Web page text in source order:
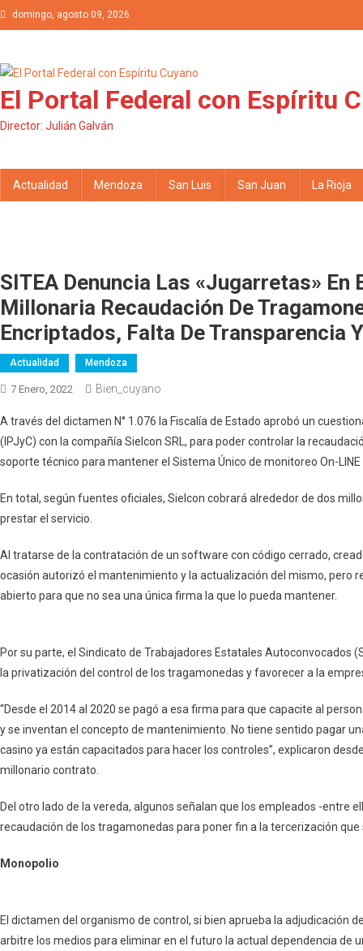
Saltar al contenido
domingo, agosto 09, 2026
El Portal Federal con Espíritu
Director: Julián Galván
Actualidad Mendoza San Luis San Juan La Rioja
SITEA Denuncia Las «jugarretas» En
Millonaria Recaudación De
Encriptados, Falta De Transparencia
Actualidad Mendoza
7 Enero, 2022 Bien_cuyano
A través del dictamen N° 1.076 la Fiscalía de Estado aprobó un
(IPJyC) con la compañía Sielcon SRL, para poder controlar la
soporte técnico para mantener el Sistema Único de monitoreo On-
En total, según fuentes oficiales, Sielcon cobrará alrededor de dos
prestar el servicio.
Al tratarse de la contratación de un software con código cerrado,
ocasión autorizó el mantenimiento y la actualización del mismo, pero
abierto para que no sea una única firma la que lo pueda mantener.
Por su parte, el Sindicato de Trabajadores Estatales Autoconvocados
la privatización del control de los tragamonedas y favorecer a la
“Desde el 2014 al 2020 se pagó a esa firma para que capacite al
y se inventan el concepto de mantenimiento. No tiene sentido pagar
casino ya están capacitados para hacer los controles”, explicaron
millonario contrato.
Del otro lado de la vereda, algunos señalan que los empleados -entre
recaudación de los tragamonedas para poner fin a la tercerización
Monopolio
El dictamen del organismo de control, si bien aprueba la adjudicación
arbitre los medios para eliminar en el futuro la actual dependencia de